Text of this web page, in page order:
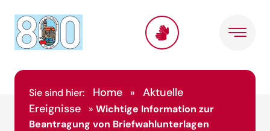
Sie sind hier: Home »
Aktuelle
Ereignisse
» Wichtige Information zur
Beantragung von Briefwahlunterlagen